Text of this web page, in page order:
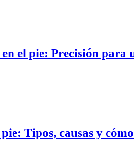
el pie: Precisión para
Tipos, causas y